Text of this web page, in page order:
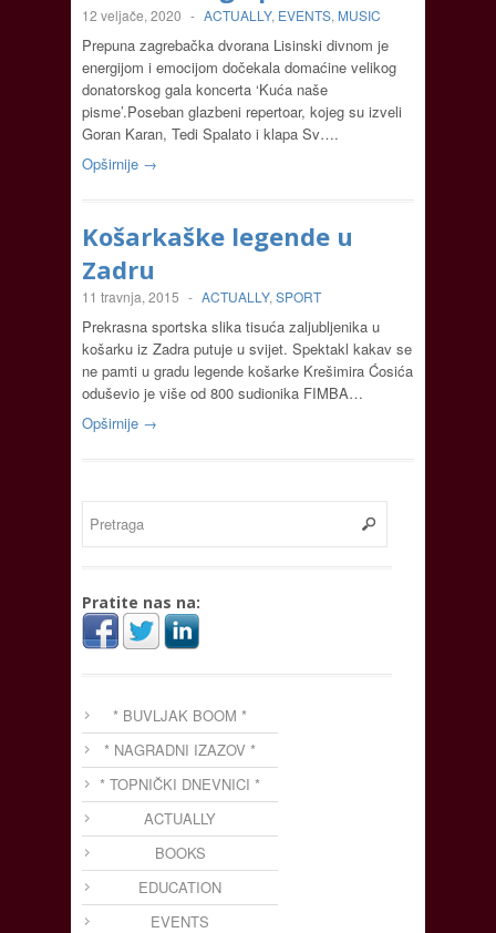
12 veljače, 2020 - ACTUALLY, EVENTS, MUSIC
Prepuna zagrebačka dvorana Lisinski divnom je
energijom i emocijom dočekala domaćine velikog
donatorskog gala koncerta ‘Kuća naše
pisme’.Poseban glazbeni repertoar, kojeg su izveli
Goran Karan, Tedi Spalato i klapa Sv….
Opširnije →
Košarkaške legende u
Zadru
11 travnja, 2015 - ACTUALLY, SPORT
Prekrasna sportska slika tisuća zaljubljenika u
košarku iz Zadra putuje u svijet. Spektakl kakav se
ne pamti u gradu legende košarke Krešimira Ćosića
oduševio je više od 800 sudionika FIMBA…
Opširnije →
Pratite nas na:
* BUVLJAK BOOM *
* NAGRADNI IZAZOV *
* TOPNIČKI DNEVNICI *
ACTUALLY
BOOKS
EDUCATION
EVENTS